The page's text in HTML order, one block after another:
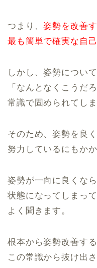
つまり、姿勢を改善
最も簡単で確実な自
しかし、姿勢につい
「なんとなくこうだ
常識で固められてしま
そのため、姿勢を良
努力しているにもか
姿勢が一向に良くな
状態になってしまっ
よく聞きます。
根本から姿勢改善する
この常識から抜け出